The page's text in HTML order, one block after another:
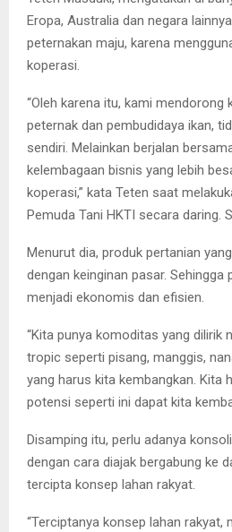
Eropa, Australia dan negara
peternakan maju, karena
koperasi.
“Oleh karena itu, kami mendorong
peternak dan pembudidaya ikan,
sendiri. Melainkan berjalan
kelembagaan bisnis yang lebih
koperasi,” kata Teten saat
Pemuda Tani HKTI secara daring.
Menurut dia, produk pertanian
dengan keinginan pasar. Sehingga
menjadi ekonomis dan efisien.
“Kita punya komoditas yang dilirik
tropic seperti pisang, manggis,
yang harus kita kembangkan. Kita
potensi seperti ini dapat kita
Disamping itu, perlu adanya
dengan cara diajak bergabung ke
tercipta konsep lahan rakyat.
“Terciptanya konsep lahan rakyat,